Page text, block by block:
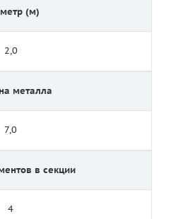
(м)
2,0
металла
7,0
в секции
4